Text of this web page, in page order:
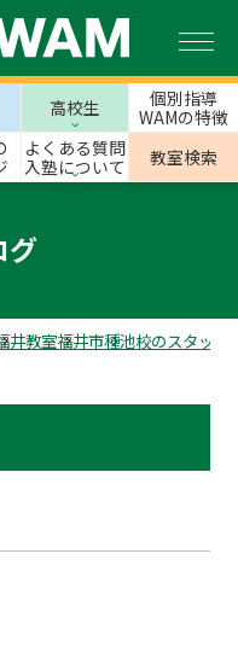
高校生
個別指導
WAMの特徴
よくある質問
入塾について
教室検索
グ
井教室福井市種池校のスタッフ